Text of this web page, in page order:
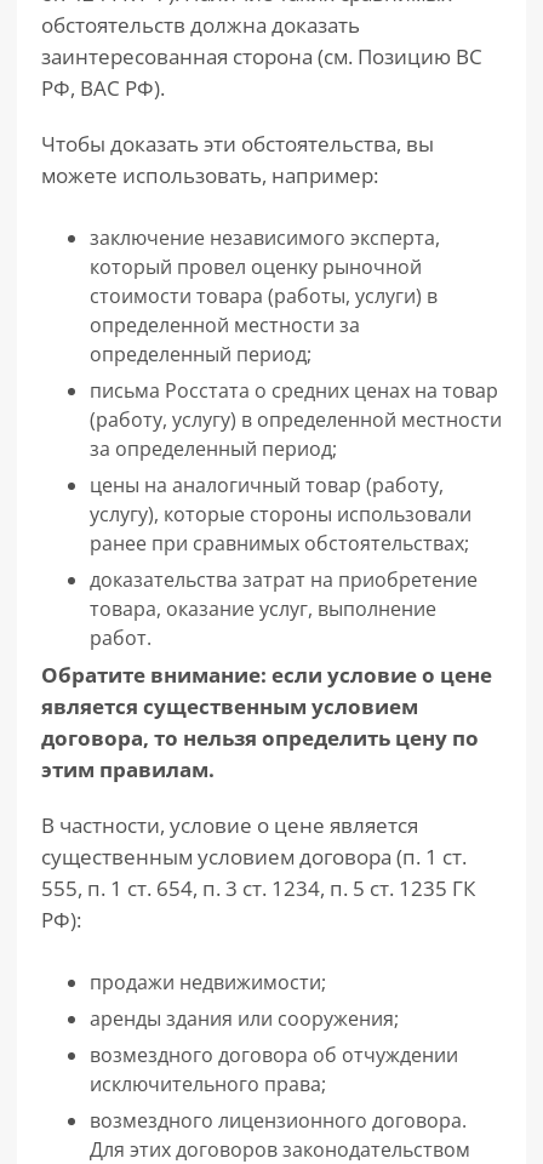
обстоятельств должна доказать
заинтересованная сторона (см. Позицию ВС
РФ, ВАС РФ).
Чтобы доказать эти обстоятельства, вы
можете использовать, например:
заключение независимого эксперта,
который провел оценку рыночной
стоимости товара (работы, услуги) в
определенной местности за
определенный период;
письма Росстата о средних ценах на товар
(работу, услугу) в определенной местности
за определенный период;
цены на аналогичный товар (работу,
услугу), которые стороны использовали
ранее при сравнимых обстоятельствах;
доказательства затрат на приобретение
товара, оказание услуг, выполнение
работ.
Обратите внимание: если условие о цене
является существенным условием
договора, то нельзя определить цену по
этим правилам.
В частности, условие о цене является
существенным условием договора (п. 1 ст.
555, п. 1 ст. 654, п. 3 ст. 1234, п. 5 ст. 1235 ГК
РФ):
продажи недвижимости;
аренды здания или сооружения;
возмездного договора об отчуждении
исключительного права;
возмездного лицензионного договора.
Для этих договоров законодательством